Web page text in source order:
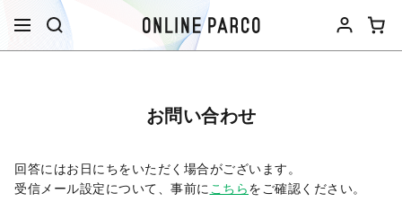
お問い合わせ
回答にはお日にちをいただく場合がございます。
受信メール設定について、事前に こちらをご確認ください。​